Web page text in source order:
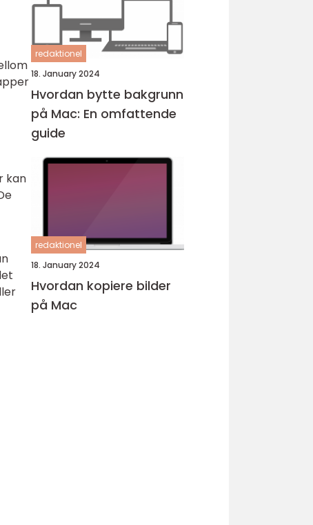
kan
redaktionel
18. January 2024
Hvordan bytte bakgrunn
på Mac: En omfattende
guide
redaktionel
18. January 2024
Hvordan kopiere bilder
på Mac